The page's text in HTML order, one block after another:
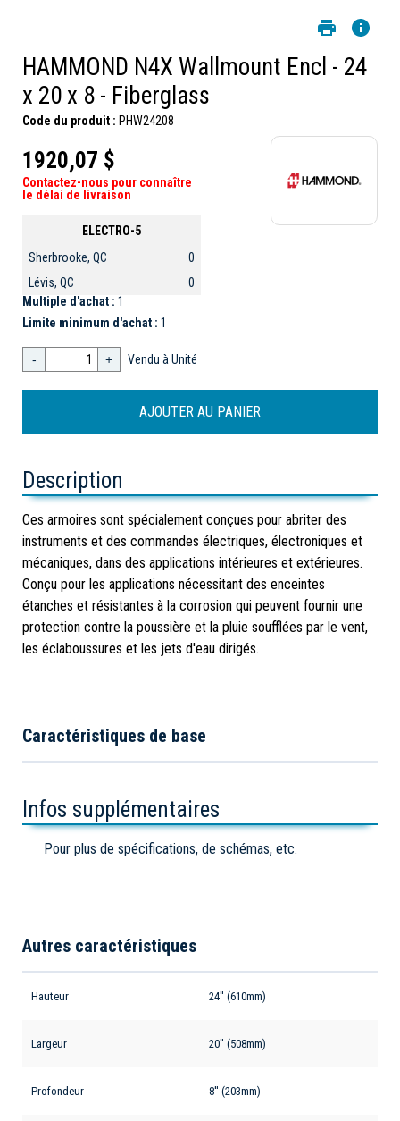
HAMMOND N4X Wallmount Encl - 24
x 20 x 8 - Fiberglass
Code du produit : PHW24208
1920,07 $
Contactez-nous pour connaître
le délai de livraison
ELECTRO-5
Sherbrooke, QC
0
Lévis, QC
0
Multiple d'achat : 1
Limite minimum d'achat : 1
- + Vendu à Unité
Description
Ces armoires sont spécialement conçues pour abriter des
instruments et des commandes électriques, électroniques et
mécaniques, dans des applications intérieures et extérieures.
Conçu pour les applications nécessitant des enceintes
étanches et résistantes à la corrosion qui peuvent fournir une
protection contre la poussière et la pluie soufflées par le vent,
les éclaboussures et les jets d'eau dirigés.
Caractéristiques de base
Infos supplémentaires
Pour plus de spécifications, de schémas, etc.
Autres caractéristiques
Hauteur 24'' (610mm)
Largeur 20'' (508mm)
Profondeur 8'' (203mm)